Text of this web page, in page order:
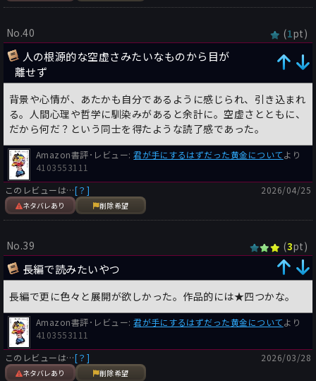
No.40 (1pt)
人の根源的な空虚さみたいなものから目が
離せず
背景や心情が、あたかも自分であるように感じられ、引き込まれ
る。人間心理や哲学に馴染みがあると余計に。空虚さとともに、
だから何だ？という同士を得たような読了感であった。
Amazon書評･レビュー:君が手にするはずだった黄金についてより
4103553111
このレビューは…[？]
ネタバレあり 削除希望
2026/04/25
No.39 (3pt)
長編で読みたいやつ
長編で更に色々と展開が欲しかった。作品的には★四つかな。
Amazon書評･レビュー:君が手にするはずだった黄金についてより
4103553111
このレビューは…[？]
ネタバレあり 削除希望
2026/03/28